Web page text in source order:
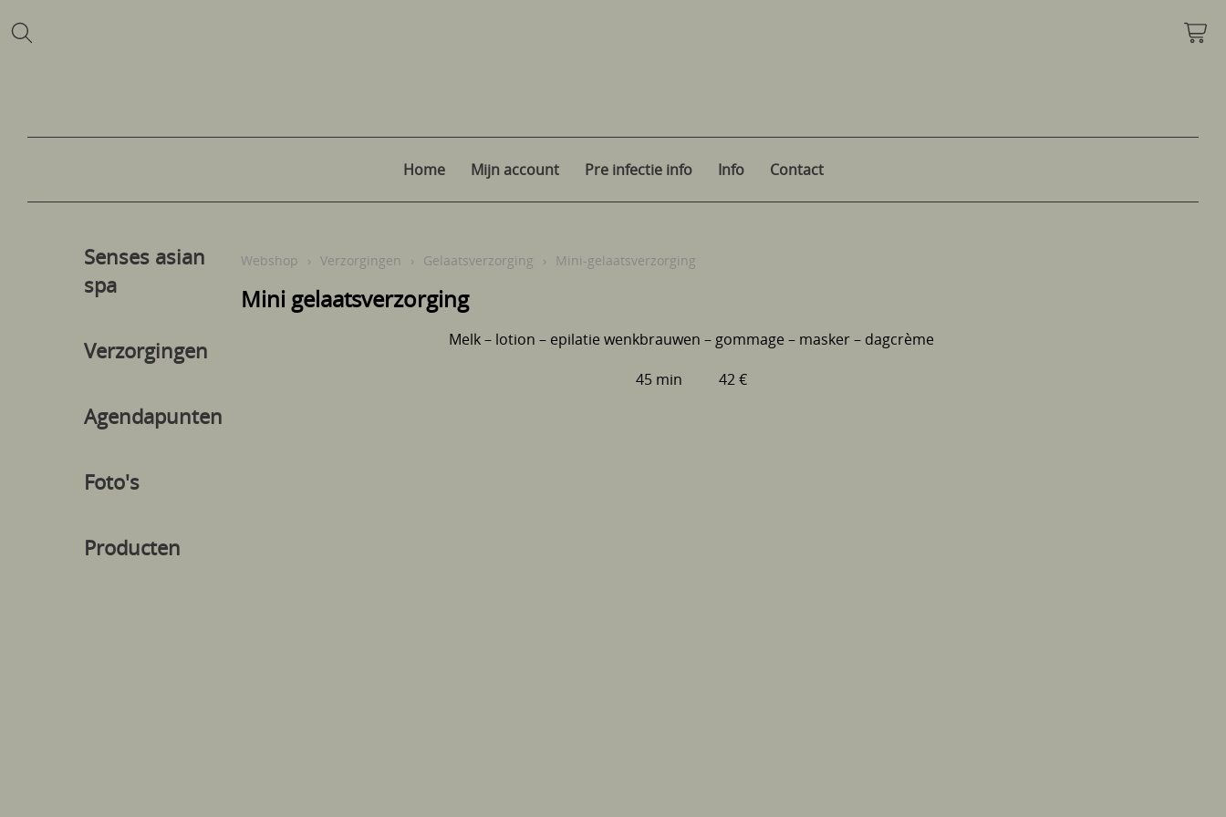
Home Mijn account Pre infectie info Info Contact
Senses asian
spa
Verzorgingen
Agendapunten
Foto's
Producten
Webshop › Verzorgingen › Gelaatsverzorging › Mini-gelaatsverzorging
Mini gelaatsverzorging
Melk – lotion – epilatie wenkbrauwen – gommage – masker – dagcrème
45 min 42 €